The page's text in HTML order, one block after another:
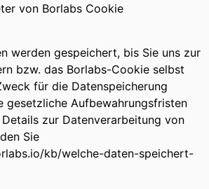
von Borlabs Cookie
werden gespeichert, bis Sie uns zur
bzw. das Borlabs-Cookie selbst
für die Datenspeicherung
gesetzliche Aufbewahrungsfristen
zur Datenverarbeitung von
Sie
kb/welche-daten-speichert-